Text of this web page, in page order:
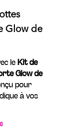
Glow de
le Kit de
Glow de
pour
à vos